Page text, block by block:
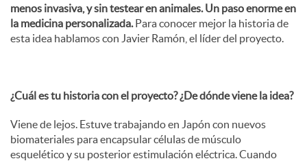
menos invasiva, y sin testear en animales. Un paso enorme en
la medicina personalizada.Para conocer mejor la historia de
esta idea hablamos con Javier Ramón, el líder del proyecto.
¿Cuál es tu historia con el proyecto? ¿De dónde viene la idea?
Viene de lejos. Estuve trabajando en Japón con nuevos
biomateriales para encapsular células de músculo
esquelético y su posterior estimulación eléctrica. Cuando